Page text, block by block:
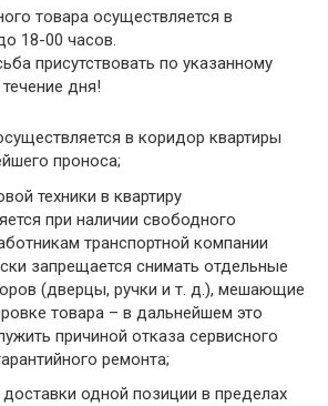
товара осуществляется в
18-00 часов.
присутствовать по указанному
дня!
в коридор квартиры
проноса;
техники в квартиру
при наличии свободного
транспортной компании
запрещается снимать отдельные
(дверцы, ручки и т. д.), мешающие
товара – в дальнейшем это
причиной отказа сервисного
ремонта;
одной позиции в пределах